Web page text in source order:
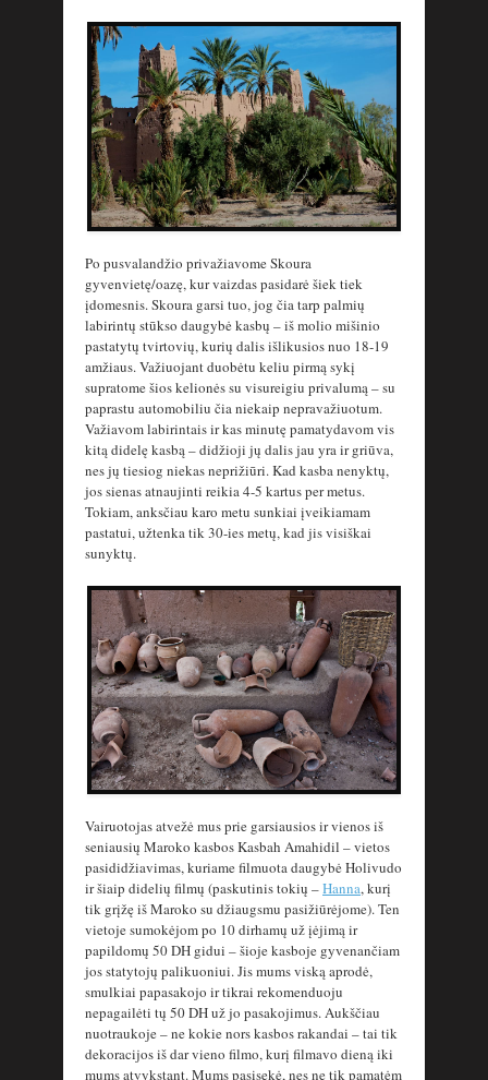
Po pusvalandžio privažiavome Skoura
gyvenvietę/oazę, kur vaizdas pasidarė šiek tiek
įdomesnis. Skoura garsi tuo, jog čia tarp palmių
labirintų stūkso daugybė kasbų – iš molio mišinio
pastatytų tvirtovių, kurių dalis išlikusios nuo 18-19
amžiaus. Važiuojant duobėtu keliu pirmą sykį
supratome šios kelionės su visureigiu privalumą – su
paprastu automobiliu čia niekaip nepravažiuotum.
Važiavom labirintais ir kas minutę pamatydavom vis
kitą didelę kasbą – didžioji jų dalis jau yra ir griūva,
nes jų tiesiog niekas neprižiūri. Kad kasba nenyktų,
jos sienas atnaujinti reikia 4-5 kartus per metus.
Tokiam, anksčiau karo metu sunkiai įveikiamam
pastatui, užtenka tik 30-ies metų, kad jis visiškai
sunyktų.
Vairuotojas atvežė mus prie garsiausios ir vienos iš
seniausių Maroko kasbos Kasbah Amahidil – vietos
pasididžiavimas, kuriame filmuota daugybė Holivudo
ir šiaip didelių filmų (paskutinis tokių –Hanna, kurį
tik grįžę iš Maroko su džiaugsmu pasižiūrėjome). Ten
vietoje sumokėjom po 10 dirhamų už įėjimą ir
papildomų 50 DH gidui – šioje kasboje gyvenančiam
jos statytojų palikuoniui. Jis mums viską aprodė,
smulkiai papasakojo ir tikrai rekomenduoju
nepagailėti tų 50 DH už jo pasakojimus. Aukščiau
nuotraukoje – ne kokie nors kasbos rakandai – tai tik
dekoracijos iš dar vieno filmo, kurį filmavo dieną iki
mums atvykstant. Mums pasisekė, nes ne tik pamatėm